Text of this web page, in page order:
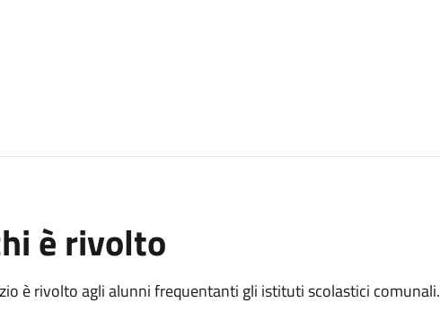
è rivolto
è rivolto agli alunni frequentanti gli istituti scolastici comunali.